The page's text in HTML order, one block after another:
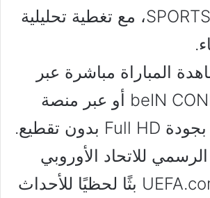
SPORTS 2 Premium، مع تغطية تحليلية
المباراة مباشرة عبر
تطبيق beIN CONNECT أو عبر منصة
للاتحاد الأوروبي
لكرة القدم UEFA.com بثًا لحظيًا للأحداث